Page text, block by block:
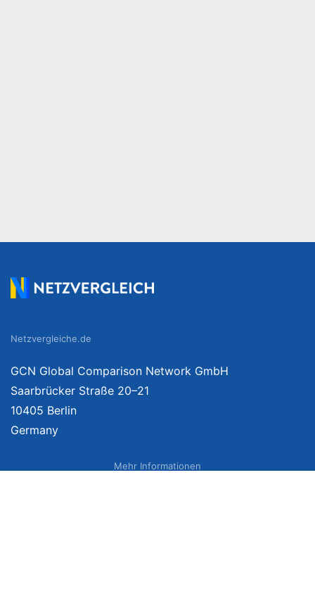
Netzvergleiche.de
GCN Global Comparison Network GmbH
Saarbrücker Straße 20–21
10405 Berlin
Germany
Mehr Informationen